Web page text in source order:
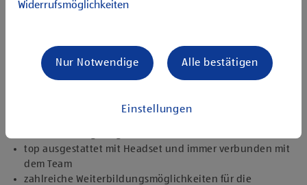
1.000 € HOFER Reisen- oder Warengutschein und
zusätzlich 1.500 € bei ausgezeichnetem Erfolg
Erfolgsprämien bei positivem Lehrabschluss (guter Erfolg:
top ausgestattet mit Headset und immer verbunden mit
dem Team
zahlreiche Weiterbildungsmöglichkeiten für die
Widerrufsmöglichkeiten
Einstellungen
Nur Notwendige Alle bestätigen